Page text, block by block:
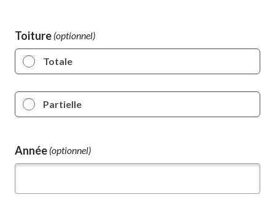
Toiture
Totale
Partielle
Année (optionnel)